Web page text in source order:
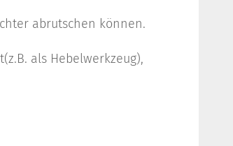
abrutschen können.
als Hebelwerkzeug),